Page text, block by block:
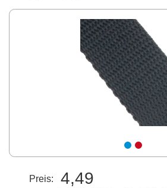
Preis: 4,49